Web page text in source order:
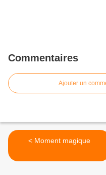
Commentaires
Ajouter un
< Moment magique